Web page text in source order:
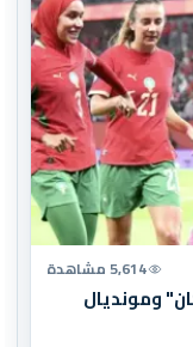
5,614 مشاهدة
ومونديال